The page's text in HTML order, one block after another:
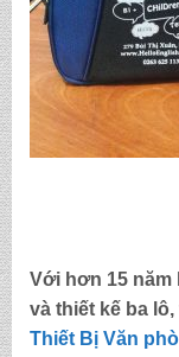
Với hơn 15
và thiết kế ba
Thiết Bị Văn